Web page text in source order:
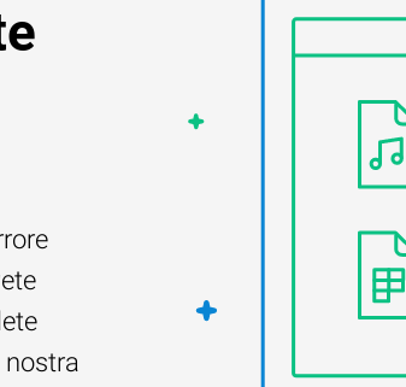
nostra